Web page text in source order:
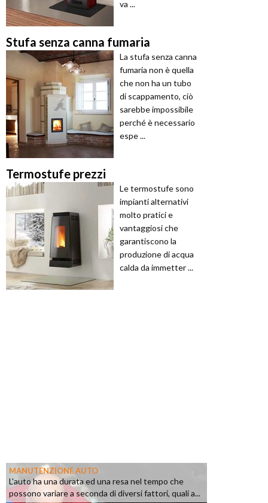
va ...
Stufa senza canna fumaria
La stufa senza canna
fumaria non è quella
che non ha un tubo
di scappamento, ciò
sarebbe impossibile
perché è necessario
espe ...
Termostufe prezzi
Le termostufe sono
impianti alternativi
molto pratici e
vantaggiosi che
garantiscono la
produzione di acqua
calda da immetter ...
MANUTENZIONE AUTO
L'auto ha una durata ed una resa nel tempo che
possono variare a seconda di diversi fattori, quali a...